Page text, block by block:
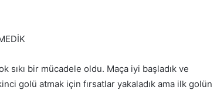
bir mücadele oldu. Maça iyi başladık ve
golü atmak için fırsatlar yakaladık ama ilk golün